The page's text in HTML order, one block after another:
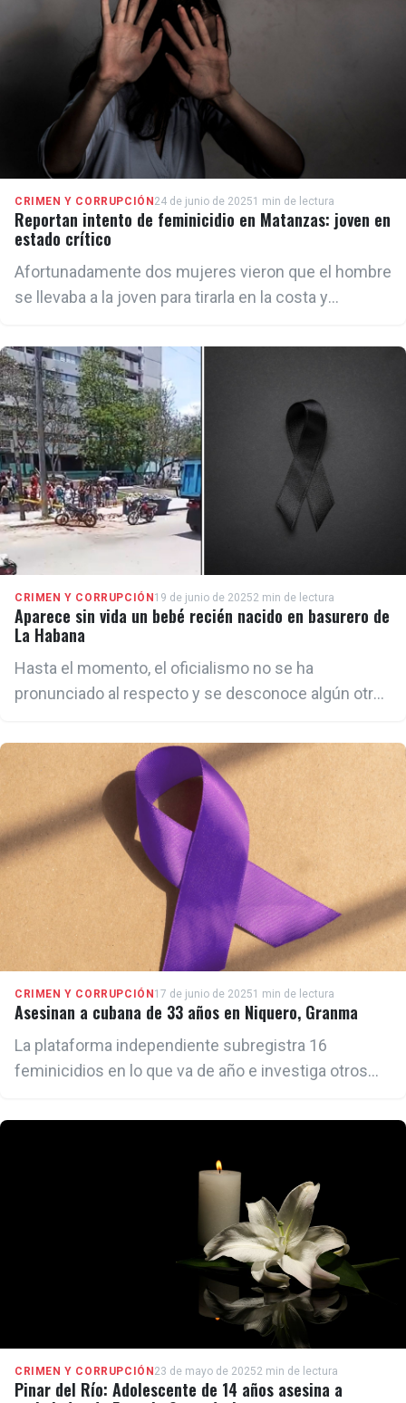
CRIMEN Y CORRUPCIÓN24 de junio de 20251 min de lectura
Reportan intento de feminicidio en Matanzas: joven en
estado crítico
Afortunadamente dos mujeres vieron que el hombre
se llevaba a la joven para tirarla en la costa y
CRIMEN Y CORRUPCIÓN19 de junio de 20252 min de lectura
Aparece sin vida un bebé recién nacido en basurero de
La Habana
Hasta el momento, el oficialismo no se ha
pronunciado al respecto y se desconoce algún otro
CRIMEN Y CORRUPCIÓN17 de junio de 20251 min de lectura
Asesinan a cubana de 33 años en Niquero, Granma
La plataforma independiente subregistra 16
feminicidios en lo que va de año e investiga otros
CRIMEN Y CORRUPCIÓN23 de mayo de 20252 min de lectura
Pinar del Río: Adolescente de 14 años asesina a